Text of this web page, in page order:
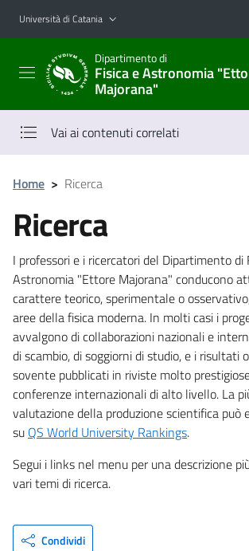
Vai al contenuto principale
Vai al menu di navigazione
Università di Catania
Dipartimento di
Fisica e Astronomia
Majorana"
Vai ai contenuti correlati
Home > Ricerca
Ricerca
I professori e i ricercatori del Dipartimento di
Astronomia "Ettore Majorana" conducono
carattere teorico, sperimentale o
aree della fisica moderna. In molti casi i
avvalgono di collaborazioni nazionali e
di scambio, di soggiorni di studio, e i risultati
sovente pubblicati in riviste molto
conferenze internazionali di alto livello. La
valutazione della produzione scientifica può
su QS World University Rankings.
Segui i links nel menu per una descrizione
vari temi di ricerca.
Condividi